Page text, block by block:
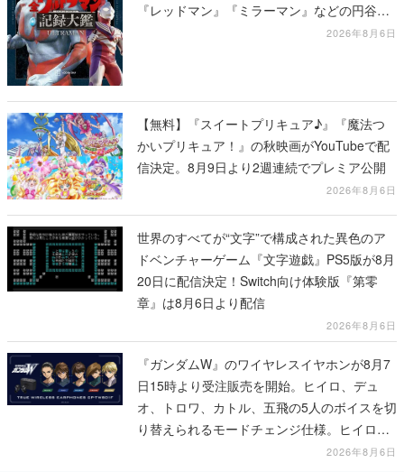
『レッドマン』『ミラーマン』などの円谷特
2026年8月6日
【無料】『スイートプリキュア♪』『魔法つ
かいプリキュア！』の秋映画がYouTubeで配
信決定。8月9日より2週連続でプレミア公開
2026年8月6日
世界のすべてが“文字”で構成された異色のア
ドベンチャーゲーム『文字遊戯』PS5版が8月
20日に配信決定！Switch向け体験版『第零
章』は8月6日より配信
2026年8月6日
『ガンダムW』のワイヤレスイヤホンが8月7
日15時より受注販売を開始。ヒイロ、デュ
オ、トロワ、カトル、五飛の5人のボイスを切
り替えられるモードチェンジ仕様。ヒイロが
「お前を殺す」「死ぬほど痛いぞ」とささや
2026年8月6日